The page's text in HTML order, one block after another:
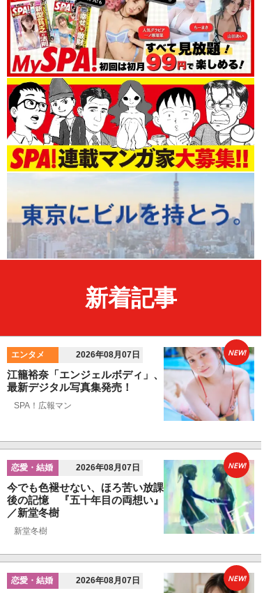
新着記事
エンタメ 2026年08月07日
江籠裕奈「エンジェルボディ」、
最新デジタル写真集発売！
SPA！広報マン
NEW!
恋愛・結婚 2026年08月07日
今でも色褪せない、ほろ苦い放課
後の記憶 『五十年目の両想い』
／新堂冬樹
新堂冬樹
NEW!
恋愛・結婚 2026年08月07日 NEW!